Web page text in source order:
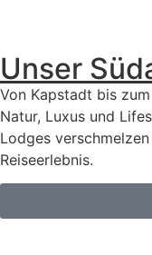
Unser
Von Kapstadt bis
Natur, Luxus und
Lodges
Reiseerlebnis.